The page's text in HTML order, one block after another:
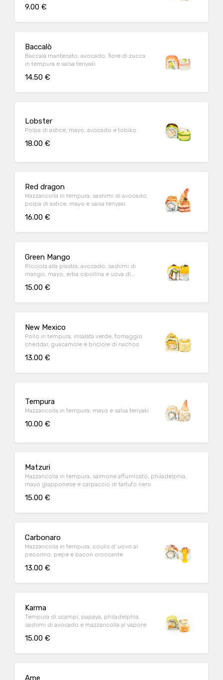
9.00 €
Baccalò
Baccalà mantecato, avocado, fiore di zucca
in tempura e salsa teriyaki
14.50 €
Lobster
Polpa di astice, mayo, avocado e tobiko
18.00 €
Red dragon
Mazzancolla in tempura, sashimi di avocado,
polpa di astice, mayo e salsa teriyaki
16.00 €
Green Mango
Ricciola alla piastra, avocado, sashimi di
mango, mayo, erba cipollina e uova di
15.00 €
New Mexico
Pollo in tempura, insalata verde, fomaggio
cheddar, guacamole e briciole di nachos
13.00 €
Tempura
Mazzancolla in tempura, mayo e salsa teriyaki
10.00 €
Matzuri
Mazzancolla in tempura, salmone affumicato, philadelphia,
mayo giapponese e carpaccio di tartufo nero
15.00 €
Carbonaro
Mazzancolla in tempura, coulis d' uovo al
pecorino, pepe e bacon croccante
13.00 €
Karma
Tempura di scampi, papaya, philadelphia,
sashimi di avocado e mazzancolla al vapore
15.00 €
Ame